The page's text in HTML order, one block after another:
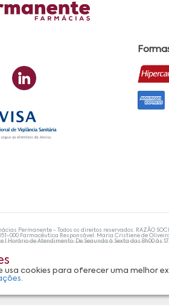
usa cookies para oferecer uma melhor
Permanente - Todos os direitos reservados. RAZÃO
000 Farmacêutica Responsável: Maria Cristiene de
| Horário de Atendimento: De Segunda à Sexta das 8h00 às
para automedicação e, de forma alguma,
de saúde e prescrever o tratamento adequado. Se os
de proteção de dados, para que você possa realizar
Todos os pedidos efetuados estão sujeitos à confirmação